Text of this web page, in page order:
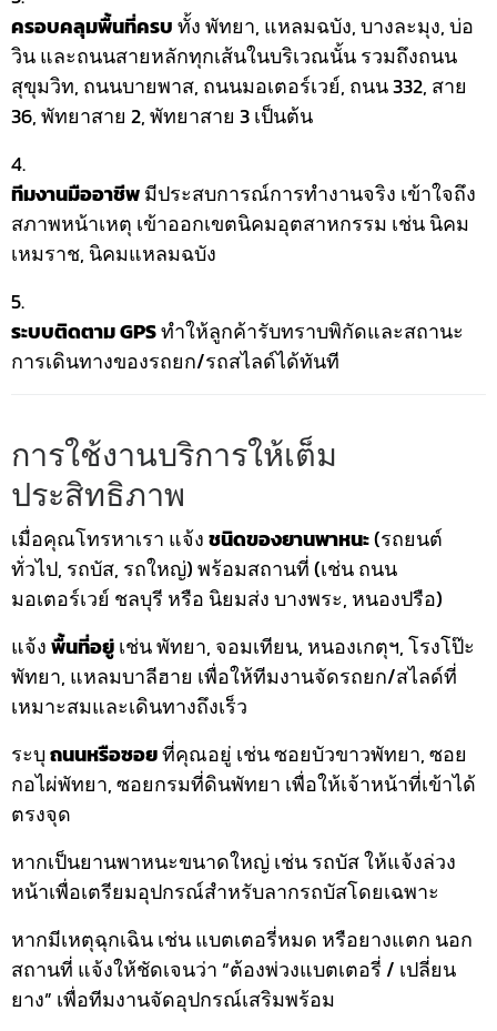
ครอบคลุมพื้นที่ครบทั้ง พัทยา, แหลมฉบัง, บางละมุง, บ่อ
วิน และถนนสายหลักทุกเส้นในบริเวณนั้น รวมถึงถนน
สุขุมวิท, ถนนบายพาส, ถนนมอเตอร์เวย์, ถนน 332, สาย
36, พัทยาสาย 2, พัทยาสาย 3 เป็นต้น
ทีมงานมืออาชีพมีประสบการณ์การทำงานจริง เข้าใจถึง
สภาพหน้าเหตุ เข้าออกเขตนิคมอุตสาหกรรม เช่น นิคม
เหมราช, นิคมแหลมฉบัง
ระบบติดตาม GPSทำให้ลูกค้ารับทราบพิกัดและสถานะ
การเดินทางของรถยก/รถสไลด์ได้ทันที
การใช้งานบริการให้เต็ม
ประสิทธิภาพ
เมื่อคุณโทรหาเรา แจ้งชนิดของยานพาหนะ(รถยนต์
ทั่วไป, รถบัส, รถใหญ่) พร้อมสถานที่ (เช่น ถนน
มอเตอร์เวย์ ชลบุรี หรือ นิยมส่ง บางพระ, หนองปรือ)
แจ้งพื้นที่อยู่เช่น พัทยา, จอมเทียน, หนองเกตุฯ, โรงโป๊ะ
พัทยา, แหลมบาลีฮาย เพื่อให้ทีมงานจัดรถยก/สไลด์ที่
เหมาะสมและเดินทางถึงเร็ว
ระบุถนนหรือซอยที่คุณอยู่ เช่น ซอยบัวขาวพัทยา, ซอย
กอไผ่พัทยา, ซอยกรมที่ดินพัทยา เพื่อให้เจ้าหน้าที่เข้าได้
ตรงจุด
หากเป็นยานพาหนะขนาดใหญ่ เช่น รถบัส ให้แจ้งล่วง
หน้าเพื่อเตรียมอุปกรณ์สำหรับลากรถบัสโดยเฉพาะ
หากมีเหตุฉุกเฉิน เช่น แบตเตอรี่หมด หรือยางแตก นอก
สถานที่ แจ้งให้ชัดเจนว่า “ต้องพ่วงแบตเตอรี่ / เปลี่ยน
ยาง” เพื่อทีมงานจัดอุปกรณ์เสริมพร้อม